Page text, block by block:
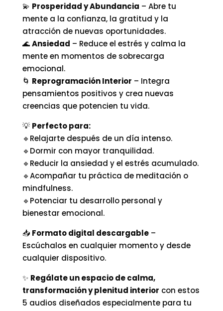
💫 Prosperidad y Abundancia – Abre tu
mente a la confianza, la gratitud y la
atracción de nuevas oportunidades.
🌊Ansiedad – Reduce el estrés y calma la
mente en momentos de sobrecarga
emocional.
🌀 Reprogramación Interior – Integra
pensamientos positivos y crea nuevas
creencias que potencien tu vida.
💡 Perfecto para:
🔹Relajarte después de un día intenso.
🔹Dormir con mayor tranquilidad.
🔹Reducir la ansiedad y el estrés acumulado.
🔹Acompañar tu práctica de meditación o
mindfulness.
🔹Potenciar tu desarrollo personal y
bienestar emocional.
📥 Formato digital descargable–
Escúchalos en cualquier momento y desde
cualquier dispositivo.
✨ Regálate un espacio de calma,
transformación y plenitud interior con estos
5 audios diseñados especialmente para tu